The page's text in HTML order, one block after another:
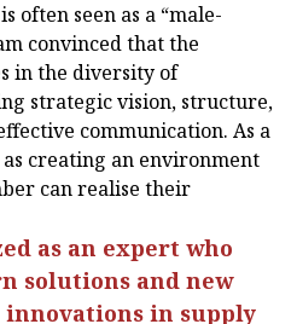
often seen as a “male-
convinced that the
in the diversity of
strategic vision, structure,
communication. As a
creating an environment
can realise their
as an expert who
solutions and new
innovations in supply